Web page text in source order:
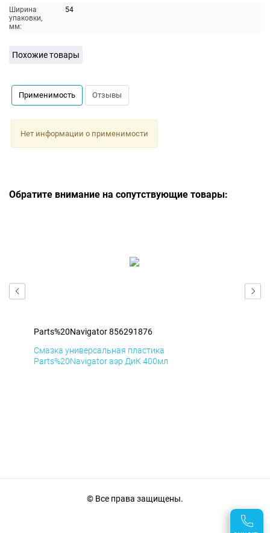
Ширина
упаковки,
мм:
54
Похожие товары
Применимость Отзывы
Нет информации о применимости
Обратите внимание на сопутствующие товары:
Parts%20Navigator 856291876
Смазка универсальная пластика
Parts%20Navigator аэр ДиК 400мл
© Все права защищены.